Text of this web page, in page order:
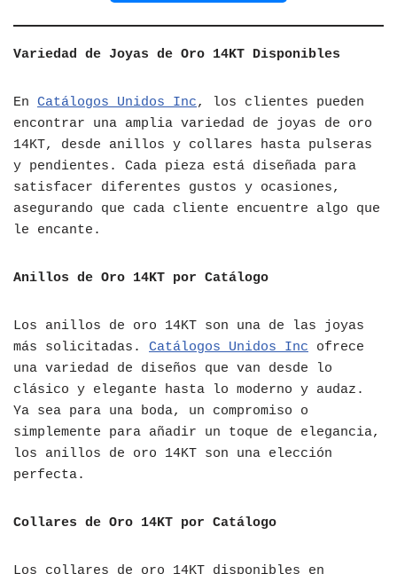
Variedad de Joyas de Oro 14KT Disponibles
En Catálogos Unidos Inc, los clientes pueden
encontrar una amplia variedad de joyas de oro
14KT, desde anillos y collares hasta pulseras
y pendientes. Cada pieza está diseñada para
satisfacer diferentes gustos y ocasiones,
asegurando que cada cliente encuentre algo que
le encante.
Anillos de Oro 14KT por Catálogo
Los anillos de oro 14KT son una de las joyas
más solicitadas. Catálogos Unidos Inc ofrece
una variedad de diseños que van desde lo
clásico y elegante hasta lo moderno y audaz.
Ya sea para una boda, un compromiso o
simplemente para añadir un toque de elegancia,
los anillos de oro 14KT son una elección
perfecta.
Collares de Oro 14KT por Catálogo